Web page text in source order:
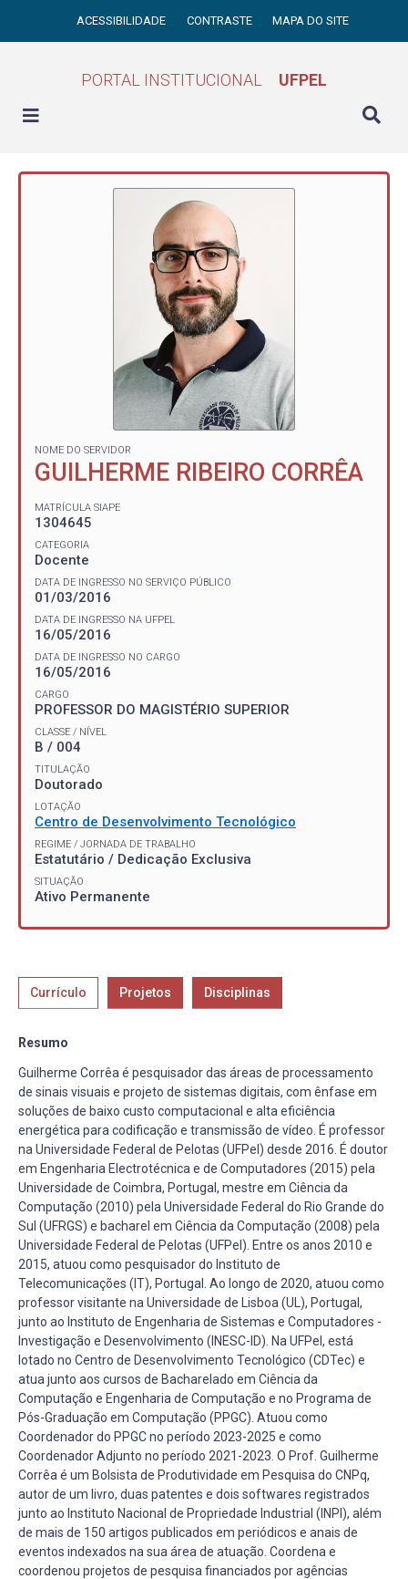
ACESSIBILIDADE CONTRASTE MAPA DO SITE
PORTAL INSTITUCIONAL UFPEL
NOME DO SERVIDOR
GUILHERME RIBEIRO CORRÊA
MATRÍCULA SIAPE
1304645
CATEGORIA
Docente
DATA DE INGRESSO NO SERVIÇO PÚBLICO
01/03/2016
DATA DE INGRESSO NA UFPEL
16/05/2016
DATA DE INGRESSO NO CARGO
16/05/2016
CARGO
PROFESSOR DO MAGISTÉRIO SUPERIOR
CLASSE / NÍVEL
B / 004
TITULAÇÃO
Doutorado
LOTAÇÃO
Centro de Desenvolvimento Tecnológico
REGIME / JORNADA DE TRABALHO
Estatutário / Dedicação Exclusiva
SITUAÇÃO
Ativo Permanente
Currículo Projetos Disciplinas
Resumo
Guilherme Corrêa é pesquisador das áreas de processamento
de sinais visuais e projeto de sistemas digitais, com ênfase em
soluções de baixo custo computacional e alta eficiência
energética para codificação e transmissão de vídeo. É professor
na Universidade Federal de Pelotas (UFPel) desde 2016. É doutor
em Engenharia Electrotécnica e de Computadores (2015) pela
Universidade de Coimbra, Portugal, mestre em Ciência da
Computação (2010) pela Universidade Federal do Rio Grande do
Sul (UFRGS) e bacharel em Ciência da Computação (2008) pela
Universidade Federal de Pelotas (UFPel). Entre os anos 2010 e
2015, atuou como pesquisador do Instituto de
Telecomunicações (IT), Portugal. Ao longo de 2020, atuou como
professor visitante na Universidade de Lisboa (UL), Portugal,
junto ao Instituto de Engenharia de Sistemas e Computadores -
Investigação e Desenvolvimento (INESC-ID). Na UFPel, está
lotado no Centro de Desenvolvimento Tecnológico (CDTec) e
atua junto aos cursos de Bacharelado em Ciência da
Computação e Engenharia de Computação e no Programa de
Pós-Graduação em Computação (PPGC). Atuou como
Coordenador do PPGC no período 2023-2025 e como
Coordenador Adjunto no período 2021-2023. O Prof. Guilherme
Corrêa é um Bolsista de Produtividade em Pesquisa do CNPq,
autor de um livro, duas patentes e dois softwares registrados
junto ao Instituto Nacional de Propriedade Industrial (INPI), além
de mais de 150 artigos publicados em periódicos e anais de
eventos indexados na sua área de atuação. Coordena e
coordenou projetos de pesquisa financiados por agências